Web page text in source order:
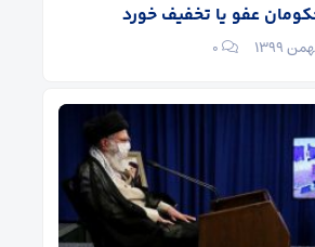
عفو یا تخفیف خورد
۰